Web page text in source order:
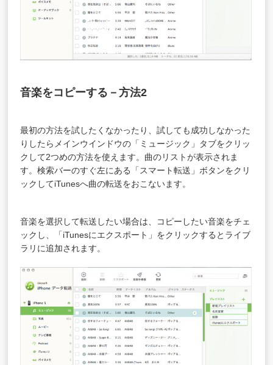
音楽をコピーする－方法2
最初の方法を試したくなかったり、試しても成功しなかった
りしたらメインウインドウの「ミュージック」タブをクリッ
クして2つめの方法を使えます。曲のリストが表示されま
す。検索バーのすぐ左にある「スマート転送」ボタンをクリ
ックしてiTunesへ曲の転送をおこないます。
音楽を選択して転送したい場合は、コピーしたい音楽をチェ
ックし、「iTunesにエクスポート」をクリックするとライブ
ラリに追加されます。